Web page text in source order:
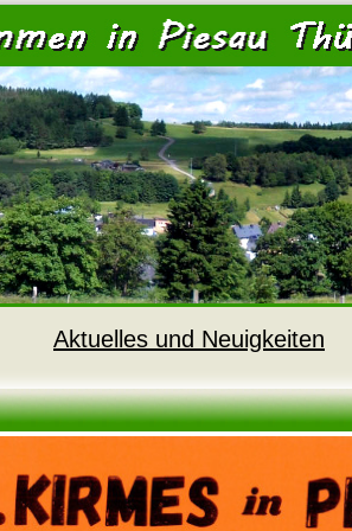
<
Aktuelles und Neuigkeiten